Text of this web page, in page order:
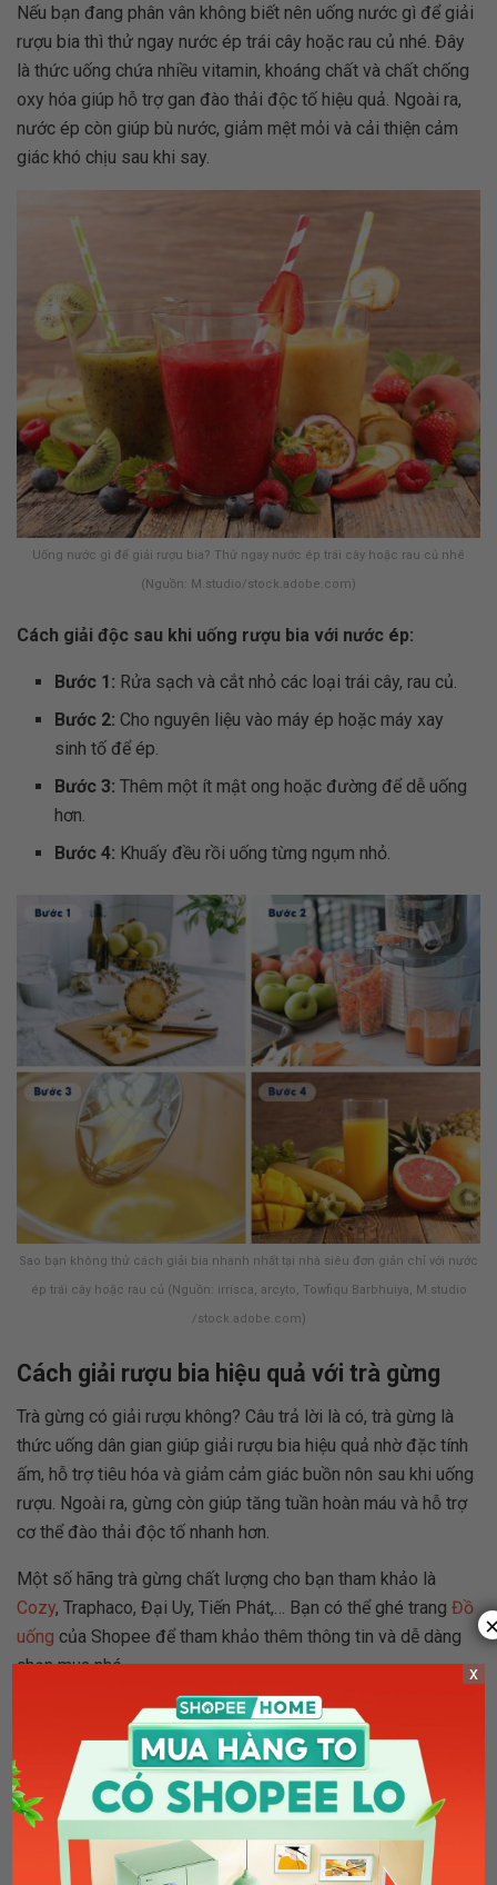
Nếu bạn đang phân vân không biết nên uống nước gì để giải
rượu bia thì thử ngay nước ép trái cây hoặc rau củ nhé. Đây
là thức uống chứa nhiều vitamin, khoáng chất và chất chống
oxy hóa giúp hỗ trợ gan đào thải độc tố hiệu quả. Ngoài ra,
nước ép còn giúp bù nước, giảm mệt mỏi và cải thiện cảm
giác khó chịu sau khi say.
Uống nước gì để giải rượu bia? Thử ngay nước ép trái cây hoặc rau củ nhé
(Nguồn: M.studio/stock.adobe.com)
Cách giải độc sau khi uống rượu bia với nước ép:
Bước 1: Rửa sạch và cắt nhỏ các loại trái cây, rau củ.
Bước 2:Cho nguyên liệu vào máy ép hoặc máy xay
sinh tố để ép.
Bước 3:Thêm một ít mật ong hoặc đường để dễ uống
hơn.
Bước 4: Khuấy đều rồi uống từng ngụm nhỏ.
Sao bạn không thử cách giải bia nhanh nhất tại nhà siêu đơn giản chỉ với nước
ép trái cây hoặc rau củ (Nguồn: irrisca, arcyto, Towfiqu Barbhuiya, M.studio
/stock.adobe.com)
Cách giải rượu bia hiệu quả với trà gừng
Trà gừng có giải rượu không? Câu trả lời là có, trà gừng là
thức uống dân gian giúp giải rượu bia hiệu quả nhờ đặc tính
ấm, hỗ trợ tiêu hóa và giảm cảm giác buồn nôn sau khi uống
rượu. Ngoài ra, gừng còn giúp tăng tuần hoàn máu và hỗ trợ
cơ thể đào thải độc tố nhanh hơn.
Một số hãng trà gừng chất lượng cho bạn tham khảo là
Cozy, Traphaco, Đại Uy, Tiến Phát,… Bạn có thể ghé trang Đồ
uống của Shopee để tham khảo thêm thông tin và dễ dàng
chọn mua nhé.
x